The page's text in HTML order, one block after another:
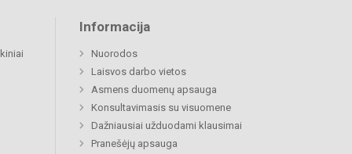
Informacija
Nuorodos
Laisvos darbo vietos
Asmens duomenų apsauga
Konsultavimasis su visuomene
Dažniausiai užduodami klausimai
Pranešėjų apsauga